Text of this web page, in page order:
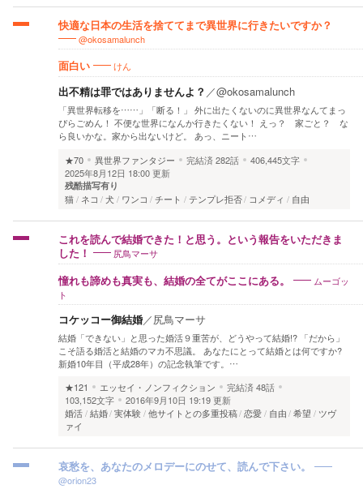
快適な日本の生活を捨ててまで異世界に行きたいですか？
@okosamalunch
面白い けん
出不精は罪ではありませんよ？ ／@okosamalunch
「異世界転移を……」「断る！」 外に出たくないのに異世界なんてまっ
ぴらごめん！ 不便な世界になんか行きたくない！ えっ？ 家ごと？ な
ら良いかな。家から出ないけど。 あっ、ニート…
★70
異世界ファンタジー 完結済282話
406,445文字
2025年8月12日 18:00 更新
残酷描写有り
猫 ネコ 犬 ワンコ チート テンプレ拒否 コメディ 自由
これを読んで結婚できた！と思う。という報告をいただきま
した！
尻鳥マーサ
憧れも諦めも真実も、結婚の全てがここにある。
ムーゴッ
ト
コケッコー御結婚／尻鳥マーサ
結婚「できない」と思った婚活９重苦が、どうやって結婚!? 「だから」
こそ語る婚活と結婚のマカ不思議。 あなたにとって結婚とは何ですか?
新婚10年目（平成28年）の記念執筆です。…
★121
エッセイ・ノンフィクション 完結済48話
103,152文字
2016年9月10日 19:19 更新
婚活 結婚 実体験 他サイトとの多重投稿 恋愛 自由 希望
ツヴ
ァイ
哀愁を、あなたのメロデーにのせて、読んで下さい。
@orion23